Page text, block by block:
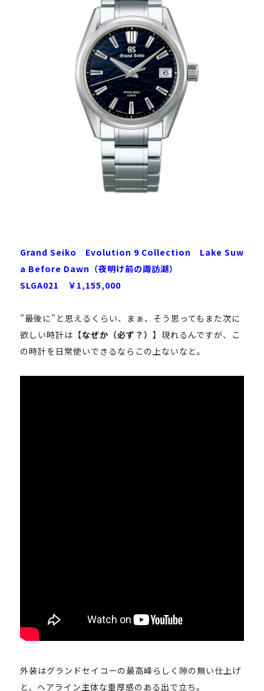
Grand Seiko Evolution 9 Collection Lake Suw
a Before Dawn（夜明け前の諏訪湖）
SLGA021 ￥1,155,000
”最後に”と思えるくらい、まぁ、そう思ってもまた次に
欲しい時計は【なぜか（必ず？） 】現れるんですが、こ
の時計を日常使いできるならこの上ないなと。
外装はグランドセイコーの最高峰らしく隙の無い仕上げ
と、ヘアライン主体な重厚感のある出で立ち。